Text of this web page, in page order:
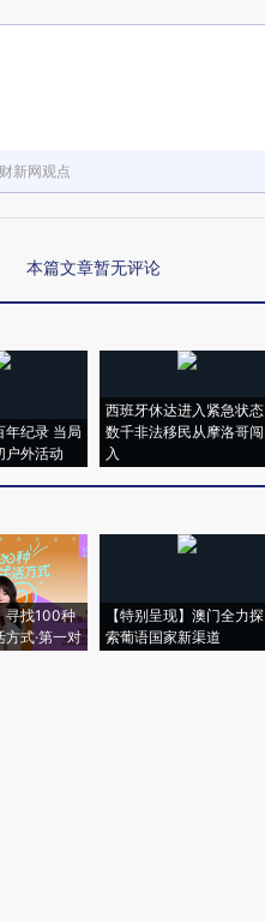
新网观点
本篇文章暂无评论
年纪录 当局
户外活动
西班牙休达进入紧急状态
数千非法移民从摩洛哥闯
入
寻找100种
式·第一对
【特别呈现】澳门全力探
索葡语国家新渠道